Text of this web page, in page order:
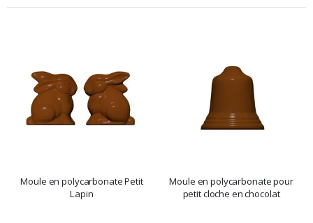
Moule en polycarbonate Petit
Lapin
Moule en polycarbonate pour
petit cloche en chocolat